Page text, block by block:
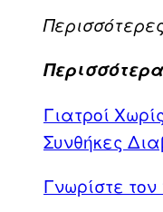
Γιατροί
Συνθήκες
Γνωρίστε